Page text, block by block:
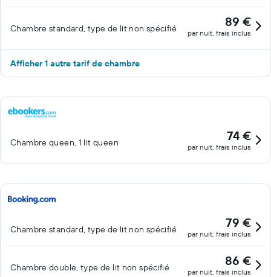
Chambre standard, type de lit non spécifié 89 €
par nuit, frais inclus
Afficher 1 autre tarif de chambre
Chambre queen, 1 lit queen 74 €
par nuit, frais inclus
Chambre standard, type de lit non spécifié 79 €
par nuit, frais inclus
Chambre double, type de lit non spécifié 86 €
par nuit, frais inclus